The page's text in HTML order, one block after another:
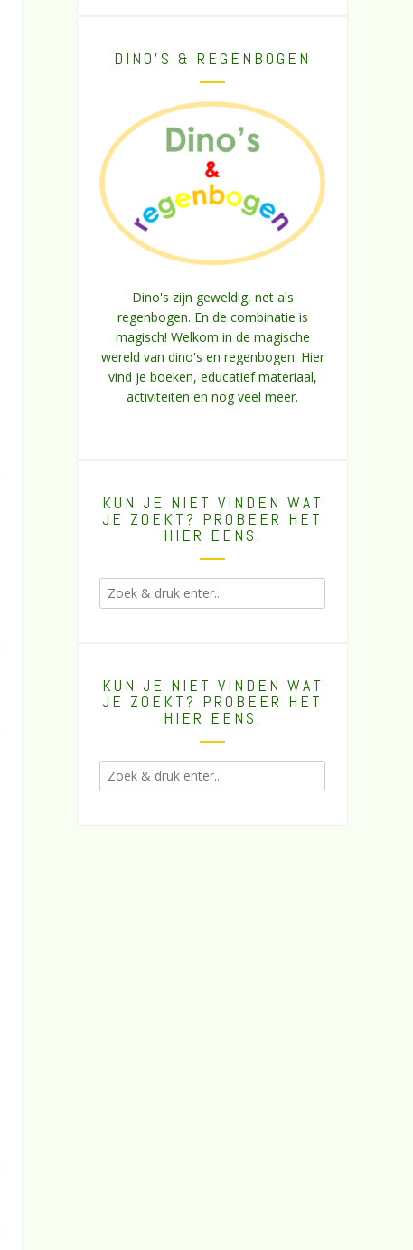
DINO’S & REGENBOGEN
Dino's zijn geweldig, net als
regenbogen. En de combinatie is
magisch! Welkom in de magische
wereld van dino's en regenbogen. Hier
vind je boeken, educatief materiaal,
activiteiten en nog veel meer.
KUN JE NIET VINDEN WAT
JE ZOEKT? PROBEER HET
HIER EENS.
KUN JE NIET VINDEN WAT
JE ZOEKT? PROBEER HET
HIER EENS.